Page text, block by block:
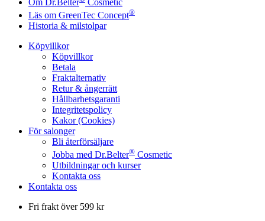
Läs om GreenTec Concept®
Historia & milstolpar
Köpvillkor
Köpvillkor
Betala
Fraktalternativ
Retur & ångerrätt
Hållbarhetsgaranti
Integritetspolicy
Kakor (Cookies)
För salonger
Bli återförsäljare
Jobba med Dr.Belter® Cosmetic
Utbildningar och kurser
Kontakta oss
Kontakta oss
Fri frakt över 599 kr